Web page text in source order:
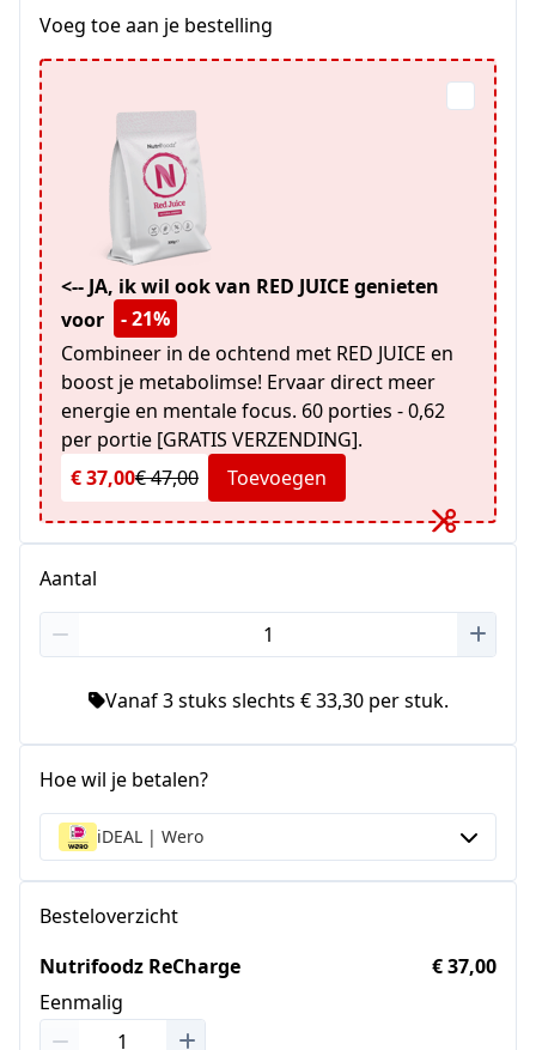
Voeg toe aan je bestelling
<-- JA, ik wil ook van RED JUICE genieten
voor
- 21%
Combineer in de ochtend met RED JUICE en
boost je metabolimse! Ervaar direct meer
energie en mentale focus. 60 porties - 0,62
per portie [GRATIS VERZENDING].
€ 37,00€ 47,00 Toevoegen
Aantal
Vanaf 3 stuks slechts € 33,30 per stuk.
Hoe wil je betalen?
iDEAL | Wero
Besteloverzicht
Nutrifoodz ReCharge
Eenmalig
€ 37,00